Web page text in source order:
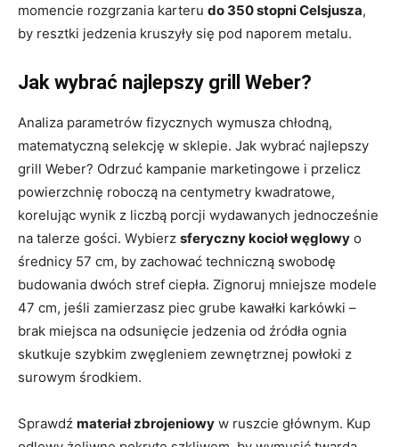
momencie rozgrzania karteru do 350 stopni Celsjusza,
by resztki jedzenia kruszyły się pod naporem metalu.
Jak wybrać najlepszy grill Weber?
Analiza parametrów fizycznych wymusza chłodną,
matematyczną selekcję w sklepie. Jak wybrać najlepszy
grill Weber? Odrzuć kampanie marketingowe i przelicz
powierzchnię roboczą na centymetry kwadratowe,
korelując wynik z liczbą porcji wydawanych jednocześnie
na talerze gości. Wybierz sferyczny kocioł węglowy o
średnicy 57 cm, by zachować techniczną swobodę
budowania dwóch stref ciepła. Zignoruj mniejsze modele
47 cm, jeśli zamierzasz piec grube kawałki karkówki –
brak miejsca na odsunięcie jedzenia od źródła ognia
skutkuje szybkim zwęgleniem zewnętrznej powłoki z
surowym środkiem.
Sprawdź materiał zbrojeniowy w ruszcie głównym. Kup